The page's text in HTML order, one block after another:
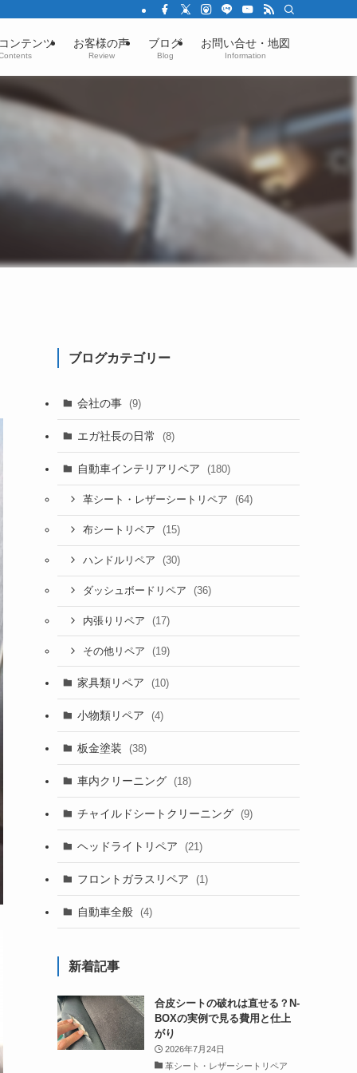
ンテンツ お客様の声
Review
ブログ
Blog
お問い合せ・地図
Information
ブログカテゴリー
会社の事 (9)
エガ社長の日常 (8)
自動車インテリアリペア (180)
革シート・レザーシートリペア (64)
布シートリペア (15)
ハンドルリペア (30)
ダッシュボードリペア (36)
内張りリペア (17)
その他リペア (19)
家具類リペア (10)
小物類リペア (4)
板金塗装 (38)
車内クリーニング (18)
チャイルドシートクリーニング (9)
ヘッドライトリペア (21)
フロントガラスリペア (1)
自動車全般 (4)
新着記事
合皮シートの破れは直せる？N-
BOXの実例で見る費用と仕上
がり
2026年7月24日
革シート・レザーシートリペア